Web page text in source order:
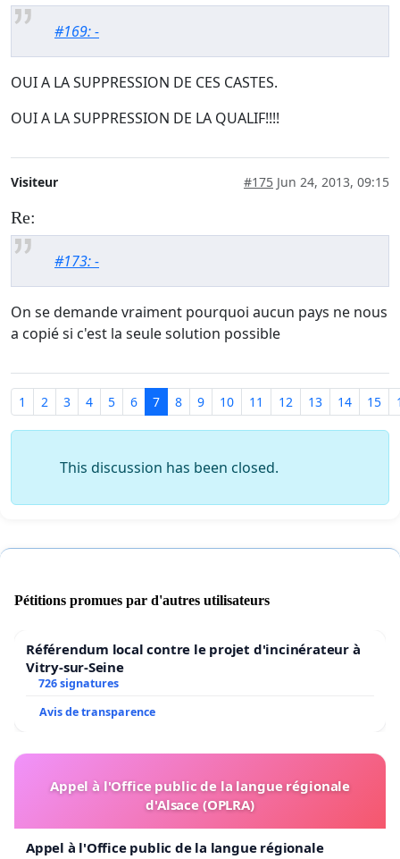
#169: -
OUI A LA SUPPRESSION DE CES CASTES.
OUI A LA SUPPRESSION DE LA QUALIF!!!!
Visiteur #175 Jun 24, 2013, 09:15
Re:
#173: -
On se demande vraiment pourquoi aucun pays ne nous
a copié si c'est la seule solution possible
1 2 3 4 5 6 7 8 9 10 11 12 13 14 15
This discussion has been closed.
Pétitions promues par d'autres utilisateurs
Référendum local contre le projet d'incinérateur à
Vitry-sur-Seine
726 signatures
Avis de transparence
Appel à l'Office public de la langue régionale
d'Alsace (OPLRA)
Appel à l'Office public de la langue régionale